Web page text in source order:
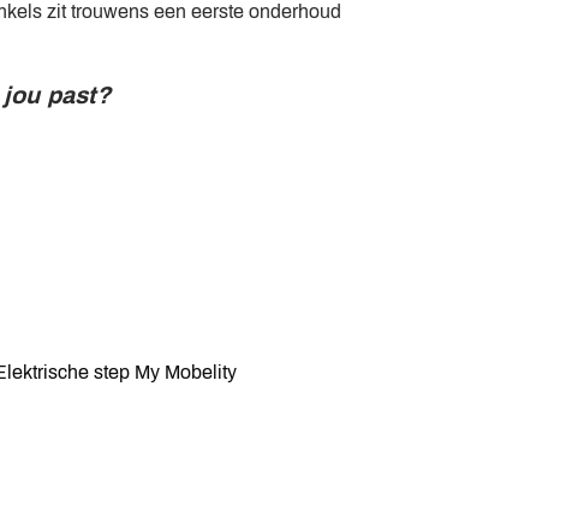
zit trouwens een eerste onderhoud
past?